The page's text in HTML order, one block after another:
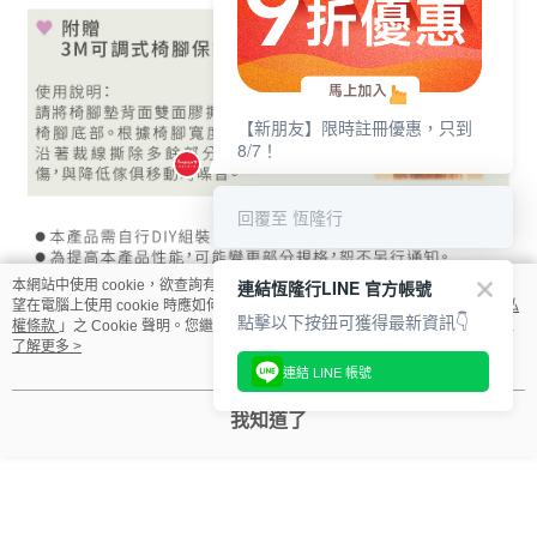
本網站中使用 cookie，欲查詢有關本網站使用 cookie 方式之詳情，及若您不希
望在電腦上使用 cookie 時應如何變更電腦的 cookie 設定，請參閱本網站「
隱私
權條款 」之 Cookie 聲明。您繼續使用本網站即表示您同意本公司得按本網站使
用條款之 Cookie 聲明使用 cookie。
了解更多 >
我知道了
【新朋友】限時註冊優惠，只到
8/7！
回覆至 恆隆行
連結恆隆行LINE 官方帳號
點擊以下按鈕可獲得最新資訊👇
連結 LINE 帳號